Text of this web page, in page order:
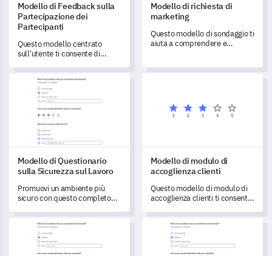
Modello di Feedback sulla
Partecipazione dei
Partecipanti
Questo modello centrato
sull'utente ti consente di
informazioni sulle esperienze
dei partecipanti ai tuoi eventi.
Modello di richiesta di
marketing
Questo modello di sondaggio ti
aiuta a comprendere e
marketing.
Modello di Questionario sulla Sicurezza sul Lavoro
Modello di Questionario
sulla Sicurezza sul Lavoro
Promuovi un ambiente più
sicuro con questo completo
Sicurezza sul Lavoro.
Modello di modulo di
accoglienza clienti
Questo modello di modulo di
accoglienza clienti ti consente
per comprendere e adattare i
tuoi servizi in modo efficace,
migliorando la soddisfazione
del cliente.
Modello di sondaggio sportivo Modello di feedback sul